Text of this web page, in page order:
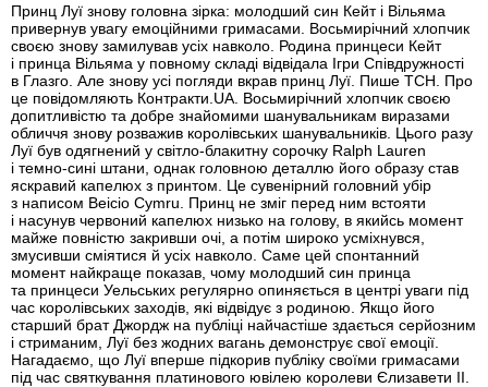
Принц Луї знову головна зірка: молодший син Кейт і Вільяма
привернув увагу емоційними гримасами. Восьмирічний хлопчик
своєю знову замилував усіх навколо. Родина принцеси Кейт
і принца Вільяма у повному складі відвідала Ігри Співдружності
в Глазго. Але знову усі погляди вкрав принц Луї. Пише ТСН. Про
це повідомляють Контракти.UA. Восьмирічний хлопчик своєю
допитливістю та добре знайомими шанувальникам виразами
обличчя знову розважив королівських шанувальників. Цього разу
Луї був одягнений у світло-блакитну сорочку Ralph Lauren
і темно-сині штани, однак головною деталлю його образу став
яскравий капелюх з принтом. Це сувенірний головний убір
з написом Beicio Cymru. Принц не зміг перед ним встояти
і насунув червоний капелюх низько на голову, в якийсь момент
майже повністю закривши очі, а потім широко усміхнувся,
змусивши сміятися й усіх навколо. Саме цей спонтанний
момент найкраще показав, чому молодший син принца
та принцеси Уельських регулярно опиняється в центрі уваги під
час королівських заходів, які відвідує з родиною. Якщо його
старший брат Джордж на публіці найчастіше здається серйозним
і стриманим, Луї без жодних вагань демонструє свої емоції.
Нагадаємо, що Луї вперше підкорив публіку своїми гримасами
під час святкування платинового ювілею королеви Єлизавети II.